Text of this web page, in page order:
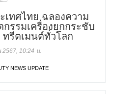
เทศไทย ฉลองความ
กรรมเครื่องยกกระชับ
รีตเมนต์ทั่วโลก
10:24 น.
NEWS UPDATE